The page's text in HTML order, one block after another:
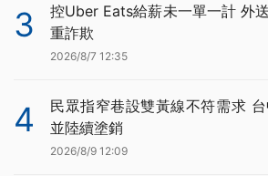
3
控Uber Eats給薪未一單一計 外
重詐欺
2026/8/7 12:35
4
民眾指窄巷設雙黃線不符需求
並陸續塗銷
2026/8/9 12:09